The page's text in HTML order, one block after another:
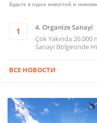
Будьте в курсе новостей и
1
4. Organize Sanayi
Çok Yakında 20.000
Sanayi Bölgesinde
ВСЕ НОВОСТИ